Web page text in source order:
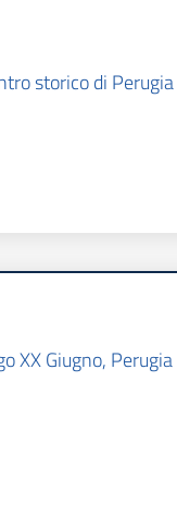
storico di Perugia
XX Giugno, Perugia